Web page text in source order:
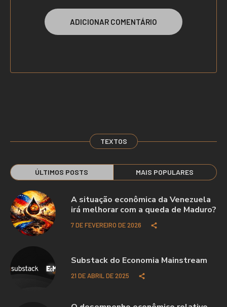
TEXTOS
ÚLTIMOS POSTS MAIS POPULARES
A situação econômica da Venezuela
irá melhorar com a queda de Maduro?
7 DE FEVEREIRO DE 2026
Substack do Economia Mainstream
21 DE ABRIL DE 2025